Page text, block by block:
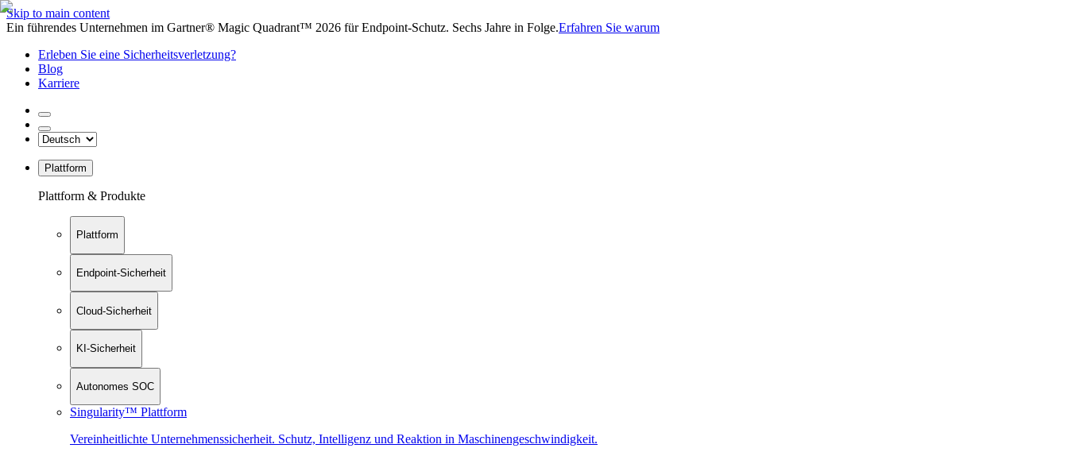
Skip to main content
Ein führendes Unternehmen im Gartner® Magic Quadrant™ 2026 für Endpoint-Schutz. Sechs Jahre in Folge.Erfahren Sie warum
Erleben Sie eine Sicherheitsverletzung?
Blog
Karriere
Plattform
Plattform & Produkte
Plattform
Endpoint-Sicherheit
Cloud-Sicherheit
KI-Sicherheit
Autonomes SOC
Singularity™ Plattform
Vereinheitlichte Unternehmenssicherheit. Schutz, Intelligenz und Reaktion in Maschinen­geschwindigkeit.